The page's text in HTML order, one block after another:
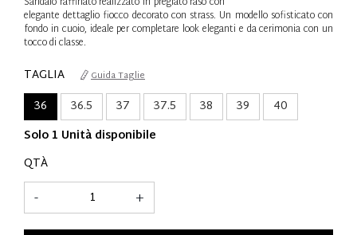
elegante dettaglio fiocco decorato con strass. Un modello sofisticato con
fondo in cuoio, ideale per completare look eleganti e da cerimonia con un
tocco di classe.
TAGLIA Guida Taglie
36 36.5 37 37.5 38 39
40
Solo 1 Unità disponibile
QTÀ
+
-